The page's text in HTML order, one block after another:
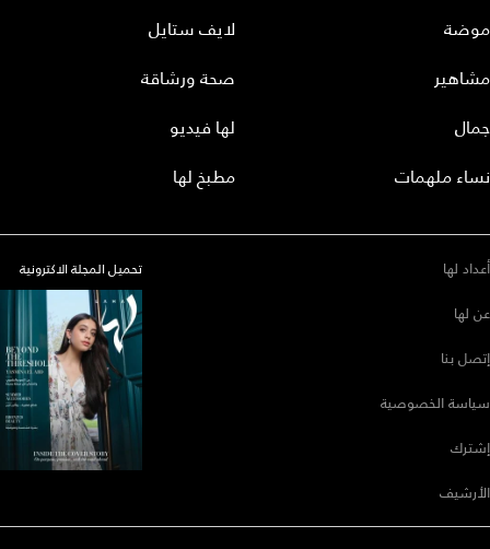
موضة
مشاهير
جمال
نساء ملهمات
لايف ستايل
صحة ورشاقة
لها فيديو
مطبخ لها
أعداد لها
عن لها
إتصل بنا
سياسة الخصوصية
إشترك
الأرشيف
تحميل المجلة الاكترونية